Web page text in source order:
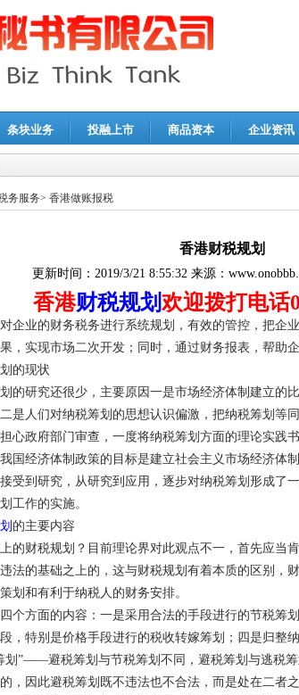
条块业务 投融上市 商品资本 企业资讯
务服务> 香港做账报税
香港财税规划
更新时间： 2019/3/21 8:55:32 来源：
香港财税规划欢迎拨打电话
企业的财务税务进行系统规划，有效的管控，把企
，实现市场二次开发；同时，通过财务报表，帮助
的现状
的研究还很少，主要原因一是市场经济体制建立的
是人们对纳税筹划的思想认识偏激，把纳税筹划等
心政府部门审查，一度将纳税筹划方面的理论实践
国经济体制政策的目标是建立社会主义市场经济体
受到研究，从研究到应用，逐步对纳税筹划形成了
工作的实施。
的主要内容
的财税规划？目前理论界对此观点不一，首先应当
法的基础之上的，这与财税规划有着本质的区别，
划和有利于纳税人的财务安排。
个方面的内容：一是采用合法的手段进行的节税筹
，特别是价格手段进行的税收转嫁筹划；四是归整
划”——避税筹划与节税筹划不同，避税筹划与逃税
，因此避税筹划既不违法也不合法，而是处在二者之